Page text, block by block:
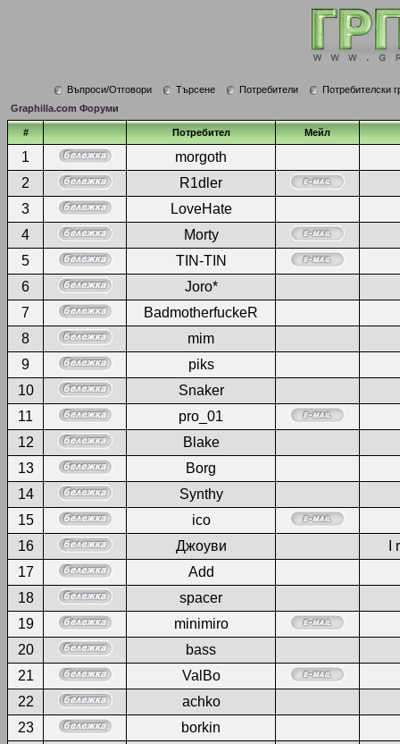
Въпроси/Отговори Търсене Потребители
Потребителски
Graphilla.com Форуми
# Потребител Мейл
1
morgoth
2
R1dler
3
LoveHate
4
Morty
5
TIN-TIN
6
Joro*
7
BadmotherfuckeR
8
mim
9
piks
10
Snaker
11
pro_01
12
Blake
13
Borg
14
Synthy
15
ico
16
Джоуви
17
Add
18
spacer
19
minimiro
20
bass
21
ValBo
22
achko
23
borkin